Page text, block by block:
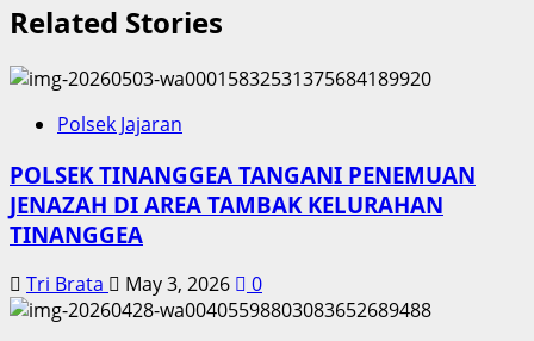
Related Stories
Polsek Jajaran
POLSEK TINANGGEA TANGANI PENEMUAN
JENAZAH DI AREA TAMBAK KELURAHAN
TINANGGEA
Tri Brata May 3, 2026 0